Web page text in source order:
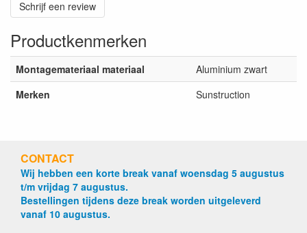
Schrijf een review
Productkenmerken
Montagemateriaal materiaal
Aluminium zwart
Merken
Sunstruction
CONTACT
Wij hebben een korte break vanaf woensdag 5 augustus
t/m vrijdag 7 augustus.
Bestellingen tijdens deze break worden uitgeleverd
vanaf 10 augustus.